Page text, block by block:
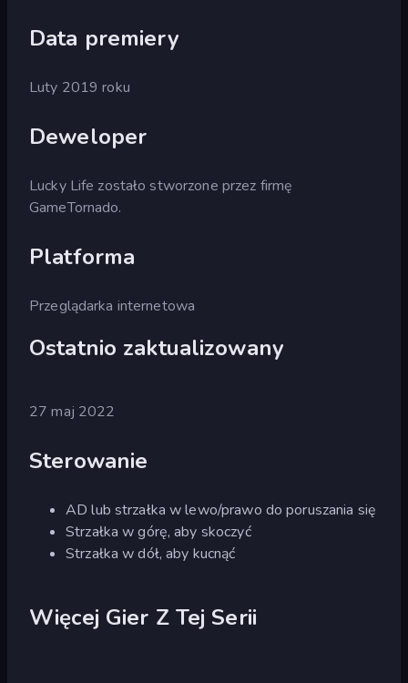
Data premiery
Luty 2019 roku
Deweloper
Lucky Life zostało stworzone przez firmę
GameTornado.
Platforma
Przeglądarka internetowa
Ostatnio zaktualizowany
27 maj 2022
Sterowanie
AD lub strzałka w lewo/prawo do poruszania się
Strzałka w górę, aby skoczyć
Strzałka w dół, aby kucnąć
Więcej Gier Z Tej Serii